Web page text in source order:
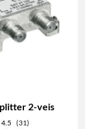
2-veis
4.5 (31)